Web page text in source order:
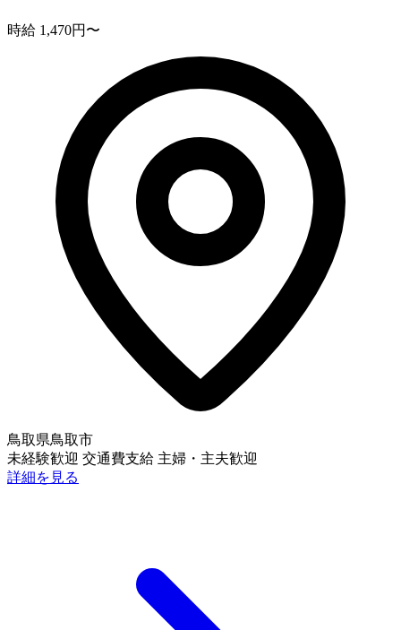
時給 1,470円〜
鳥取県鳥取市
未経験歓迎 交通費支給 主婦・主夫歓迎
詳細を見る